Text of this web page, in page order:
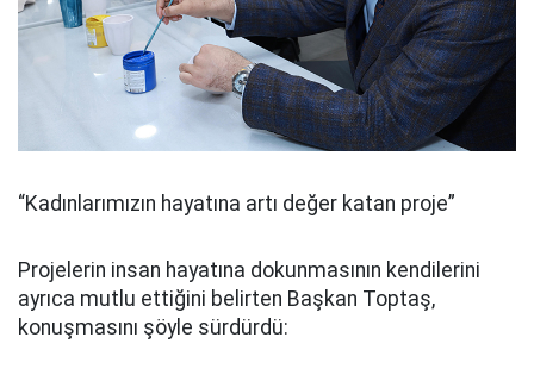
“Kadınlarımızın hayatına artı değer katan proje”
Projelerin insan hayatına dokunmasının kendilerini
ayrıca mutlu ettiğini belirten Başkan Toptaş,
konuşmasını şöyle sürdürdü: